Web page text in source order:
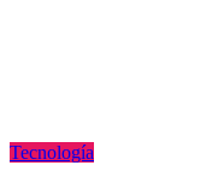
Tecnologí­a